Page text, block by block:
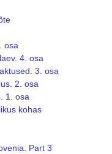
osa
4. osa
3. osa
2. osa
1. osa
kohas
Part 3